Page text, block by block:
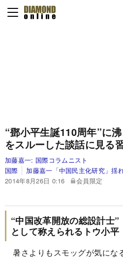
“鄧小平生誕110周年”に
をスルーした談話に見る
加藤嘉一: 国際コラムニスト
国際
加藤嘉一「中国民主化研究」揺
2014年8月26日 0:16
会員限定
“中国改革開放の総設計士”
として称えられるトウ小平
暑さよりもスモッグが気にな